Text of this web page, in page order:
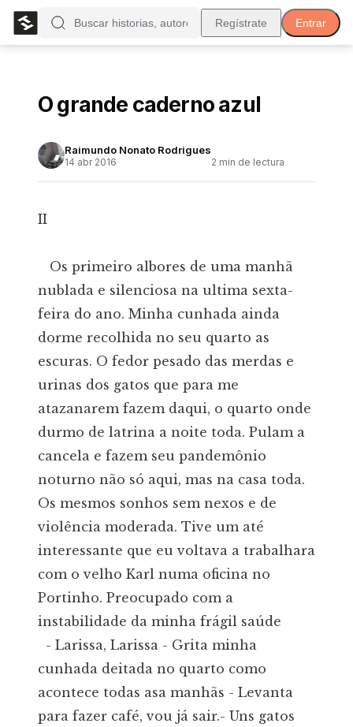
Regístrate Entrar
O grande caderno azul
Raimundo Nonato Rodrigues
14 abr 2016 2 min de lectura
II
Os primeiro albores de uma manhã
nublada e silenciosa na ultima sexta-
feira do ano. Minha cunhada ainda
dorme recolhida no seu quarto as
escuras. O fedor pesado das merdas e
urinas dos gatos que para me
atazanarem fazem daqui, o quarto onde
durmo de latrina a noite toda. Pulam a
cancela e fazem seu pandemônio
noturno não só aqui, mas na casa toda.
Os mesmos sonhos sem nexos e de
violência moderada. Tive um até
interessante que eu voltava a trabalhara
com o velho Karl numa oficina no
Portinho. Preocupado com a
instabilidade da minha frágil saúde
- Larissa, Larissa - Grita minha
cunhada deitada no quarto como
acontece todas asa manhãs - Levanta
para fazer café, vou já sair.- Uns gatos